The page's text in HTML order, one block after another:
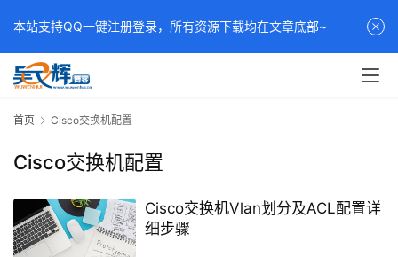
首页 Cisco交换机配置
Cisco交换机配置
Cisco交换机Vlan划分及ACL配置详
细步骤
本站支持QQ一键注册登录，所有资源下载均在文章底部~